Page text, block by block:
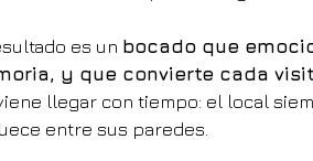
es un bocado que
y que convierte cada
llegar con tiempo: el local
entre sus paredes.